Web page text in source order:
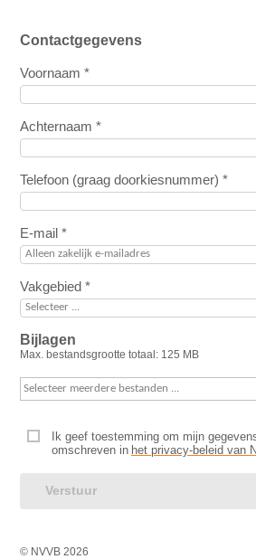
Contactgegevens
Voornaam *
Achternaam *
Telefoon (graag doorkiesnummer) *
E-mail *
Vakgebied *
Bijlagen
Max. bestandsgrootte totaal: 125 MB
Ik geef toestemming om mijn
omschreven in het privacy-beleid van
Verstuur
© NVVB 2026